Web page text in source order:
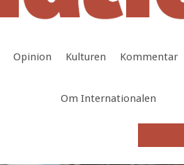
Opinion Kulturen Kommentar
Om Internationalen